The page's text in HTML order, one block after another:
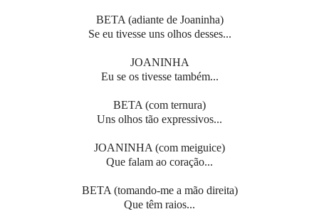
BETA (adiante de Joaninha)
Se eu tivesse uns olhos desses...
JOANINHA
Eu se os tivesse também...
BETA (com ternura)
Uns olhos tão expressivos...
JOANINHA (com meiguice)
Que falam ao coração...
BETA (tomando-me a mão direita)
Que têm raios...